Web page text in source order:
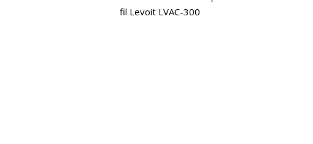
fil Levoit LVAC-300